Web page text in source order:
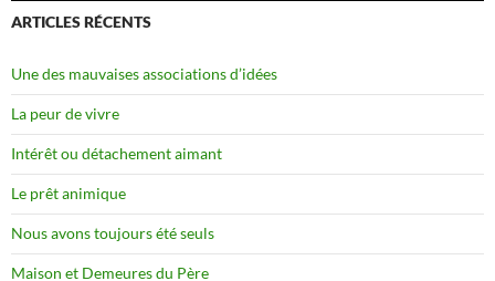
ARTICLES RÉCENTS
Une des mauvaises associations d’idées
La peur de vivre
Intérêt ou détachement aimant
Le prêt animique
Nous avons toujours été seuls
Maison et Demeures du Père